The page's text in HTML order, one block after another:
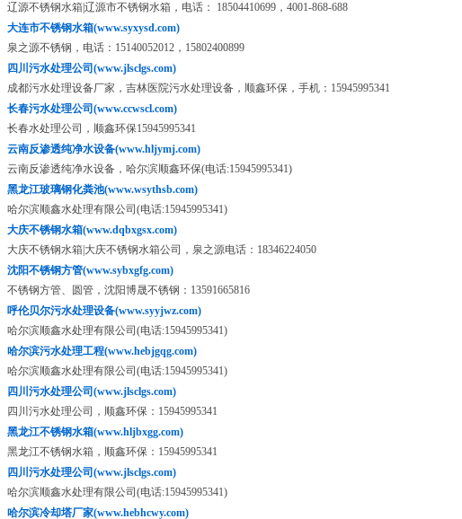
辽源不锈钢水箱|辽源市不锈钢水箱，电话： 18504410699，4001-868-688
大连市不锈钢水箱(www.syxysd.com)
泉之源不锈钢，电话：15140052012，15802400899
四川污水处理公司(www.jlsclgs.com)
成都污水处理设备厂家，吉林医院污水处理设备，顺鑫环保，手机：15945995341
长春污水处理公司(www.ccwscl.com)
长春水处理公司，顺鑫环保15945995341
云南反渗透纯净水设备(www.hljymj.com)
云南反渗透纯净水设备，哈尔滨顺鑫环保(电话:15945995341)
黑龙江玻璃钢化粪池(www.wsythsb.com)
哈尔滨顺鑫水处理有限公司(电话:15945995341)
大庆不锈钢水箱(www.dqbxgsx.com)
大庆不锈钢水箱|大庆不锈钢水箱公司，泉之源电话：18346224050
沈阳不锈钢方管(www.sybxgfg.com)
不锈钢方管、圆管，沈阳博晟不锈钢：13591665816
呼伦贝尔污水处理设备(www.syyjwz.com)
哈尔滨顺鑫水处理有限公司(电话:15945995341)
哈尔滨污水处理工程(www.hebjgqg.com)
哈尔滨顺鑫水处理有限公司(电话:15945995341)
四川污水处理公司(www.jlsclgs.com)
四川污水处理公司，顺鑫环保：15945995341
黑龙江不锈钢水箱(www.hljbxgg.com)
黑龙江不锈钢水箱，顺鑫环保：15945995341
四川污水处理公司(www.jlsclgs.com)
哈尔滨顺鑫水处理有限公司(电话:15945995341)
哈尔滨冷却塔厂家(www.hebhcwy.com)